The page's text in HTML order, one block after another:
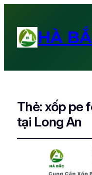
HÀ
Thẻ:xốp pe
tại Long An